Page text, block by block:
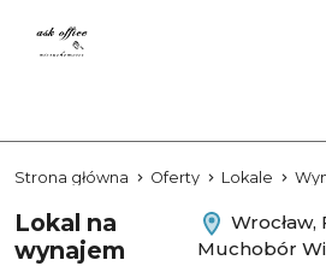
Strona główna Oferty Lokale
Lokal na
wynajem
Wrocław,
Muchobór